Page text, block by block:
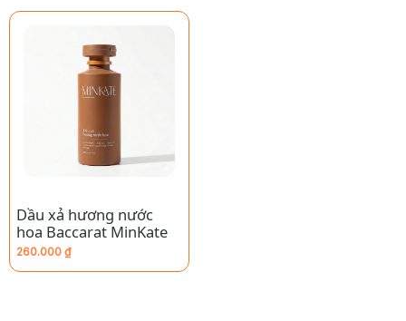
Dầu xả hương nước
hoa Baccarat MinKate
260.000 ₫